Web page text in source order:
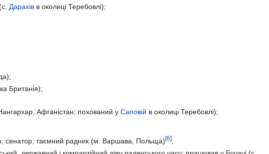
Дарахів в околиці Теребовлі);
Британія);
Нангархар, Афганістан; похований уСаповій в околиці Теребовлі);
сенатор, таємний радник (м. Варшава, Польща)[6];